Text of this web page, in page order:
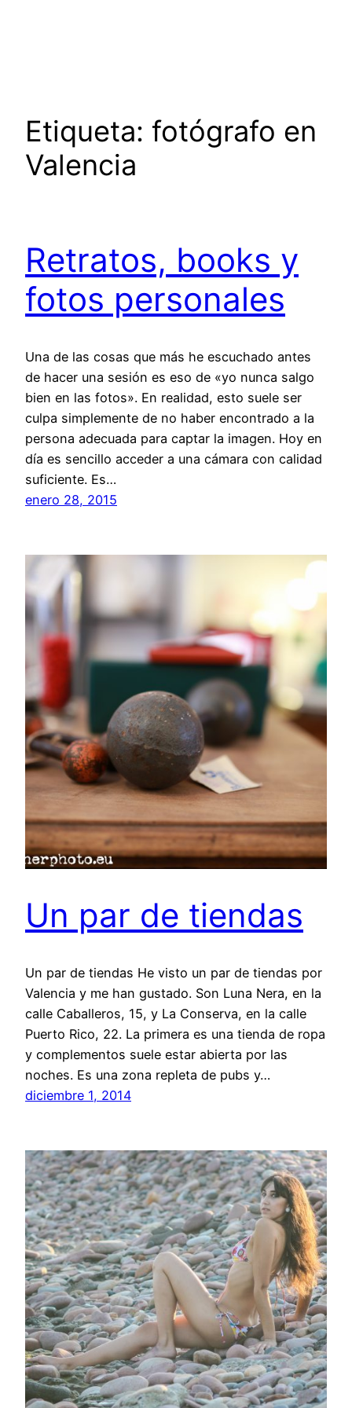
Etiqueta: fotógrafo en
Valencia
Retratos, books y
fotos personales
Una de las cosas que más he escuchado antes
de hacer una sesión es eso de «yo nunca salgo
bien en las fotos». En realidad, esto suele ser
culpa simplemente de no haber encontrado a la
persona adecuada para captar la imagen. Hoy en
día es sencillo acceder a una cámara con calidad
suficiente. Es…
enero 28, 2015
Un par de tiendas
Un par de tiendas He visto un par de tiendas por
Valencia y me han gustado. Son Luna Nera, en la
calle Caballeros, 15, y La Conserva, en la calle
Puerto Rico, 22. La primera es una tienda de ropa
y complementos suele estar abierta por las
noches. Es una zona repleta de pubs y…
diciembre 1, 2014